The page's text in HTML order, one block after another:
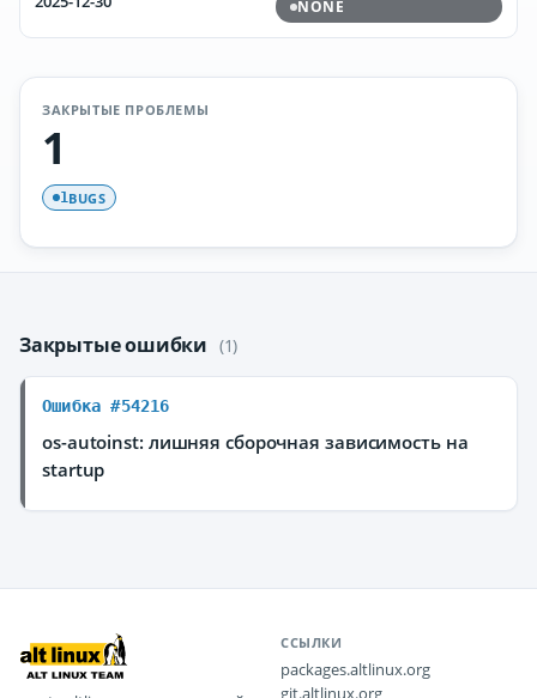
NONE
ЗАКРЫТЫЕ ПРОБЛЕМЫ
1
1BUGS
Закрытые ошибки (1)
Ошибка #54216
os-autoinst: лишняя сборочная зависимость на
startup
ССЫЛКИ
packages.altlinux.org
git.altlinux.org